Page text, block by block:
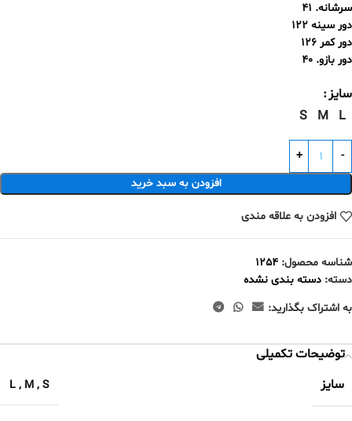
سرشانه. 41
دور سینه 122
دور کمر 126
دور بازو. 40
سایز
L
M
S
افزودن به سبد خرید
افزودن به علاقه مندی
شناسه محصول: 1254
دسته: دسته بندی نشده
به اشتراک بگذارید:
توضیحات تکمیلی
سایز
L , M , S